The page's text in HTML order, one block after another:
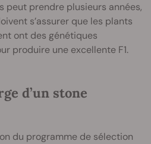
peut prendre plusieurs années,
s’assurer que les plants
ont des génétiques
produire une excellente F1.
d’un stone
du programme de sélection